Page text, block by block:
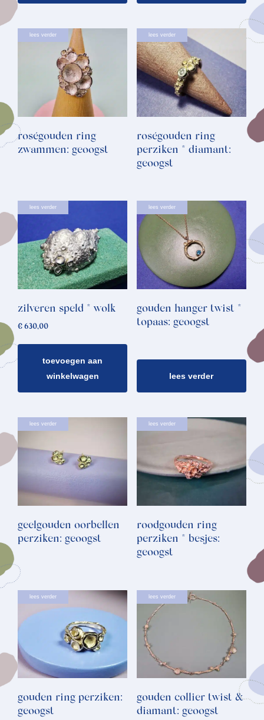
lees verder
roségouden ring
zwammen: geoogst
lees verder
roségouden ring
perziken * diamant:
geoogst
lees verder
zilveren speld * wolk
€ 630,00
toevoegen aan
winkelwagen
lees verder
gouden hanger twist *
topaas: geoogst
lees verder
lees verder
geelgouden oorbellen
perziken: geoogst
lees verder
roodgouden ring
perziken * besjes:
geoogst
lees verder
gouden ring perziken:
geoogst
lees verder
gouden collier twist &
diamant: geoogst